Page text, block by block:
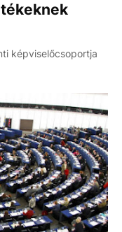
képviselőcsoportja